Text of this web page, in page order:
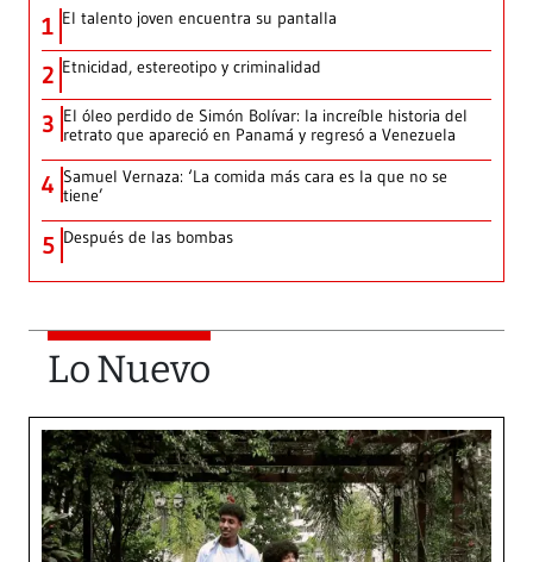
1 El talento joven encuentra su pantalla​
2 Etnicidad, estereotipo y criminalidad
3 El óleo perdido de Simón Bolívar: la increíble historia del
retrato que apareció en Panamá y regresó a Venezuela
4 Samuel Vernaza: ‘La comida más cara es la que no se
tiene’
5 Después de las bombas
Lo Nuevo